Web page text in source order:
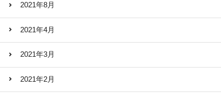
2021年8月
2021年4月
2021年3月
2021年2月